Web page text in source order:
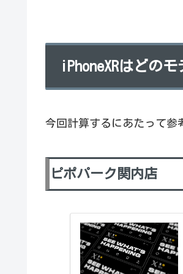
iPhoneXRはどの
今回計算するにあたって参
ピポパーク関内店